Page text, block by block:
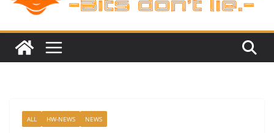
ALL HW-NEWS NEWS